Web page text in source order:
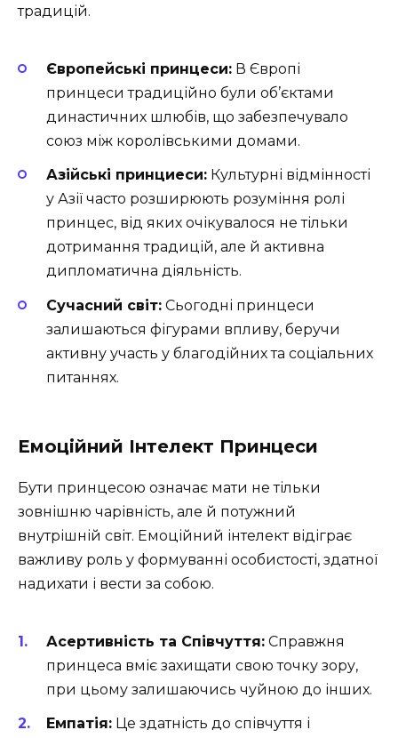
традицій.
Європейські принцеси: В Європі
принцеси традиційно були об’єктами
династичних шлюбів, що забезпечувало
союз між королівськими домами.
Азійські принциеси: Культурні відмінності
у Азії часто розширюють розуміння ролі
принцес, від яких очікувалося не тільки
дотримання традицій, але й активна
дипломатична діяльність.
Сучасний світ: Сьогодні принцеси
залишаються фігурами впливу, беручи
активну участь у благодійних та соціальних
питаннях.
Емоційний Інтелект Принцеси
Бути принцесою означає мати не тільки
зовнішню чарівність, але й потужний
внутрішній світ. Емоційний інтелект відіграє
важливу роль у формуванні особистості, здатної
надихати і вести за собою.
Асертивність та Співчуття: Справжня
принцеса вміє захищати свою точку зору,
при цьому залишаючись чуйною до інших.
Емпатія: Це здатність до співчуття і